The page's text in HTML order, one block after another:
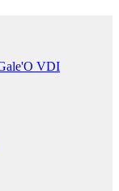
VDI